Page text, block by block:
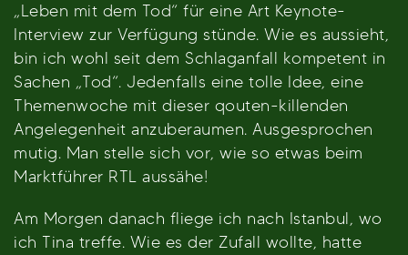
„Leben mit dem Tod“ für eine Art Keynote-
Interview zur Verfügung stünde. Wie es aussieht,
bin ich wohl seit dem Schlaganfall kompetent in
Sachen „Tod“. Jedenfalls eine tolle Idee, eine
Themenwoche mit dieser qouten-killenden
Angelegenheit anzuberaumen. Ausgesprochen
mutig. Man stelle sich vor, wie so etwas beim
Marktführer RTL aussähe!
Am Morgen danach fliege ich nach Istanbul, wo
ich Tina treffe. Wie es der Zufall wollte, hatte